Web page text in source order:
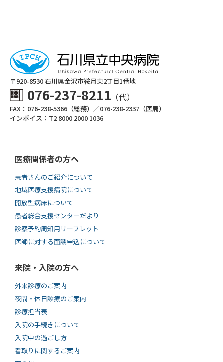
〒920-8530 ⽯川県⾦沢市鞍⽉東2丁⽬1番地
076-237-8211 （代）
FAX：076-238-5366（総務）／076-238-2337（医局）
インボイス：T2 8000 2000 1036
医療関係者の方へ
患者さんのご紹介について
地域医療支援病院について
開放型病床について
患者総合支援センターだより
診察予約周知用リーフレット
医師に対する面談申込について
来院・入院の方へ
外来診療のご案内
夜間・休日診療のご案内
診療担当表
入院の手続きについて
入院中の過ごし方
看取りに関するご案内